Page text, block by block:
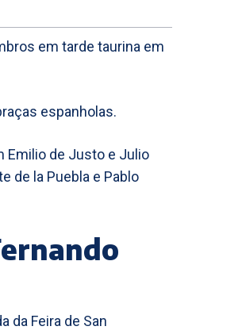
em tarde taurina em
espanholas.
Emilio de Justo e Julio
de la Puebla e Pablo
da Feira de San